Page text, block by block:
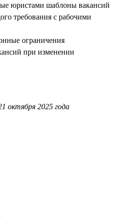
юристами шаблоны вакансий
требования с рабочими
ограничения
при изменении
октября 2025 года